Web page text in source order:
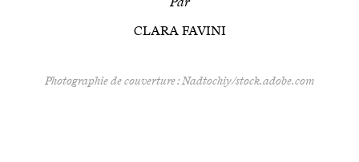
CLARA FAVINI
Photographie de couverture : Nadtochiy/stock.adobe.com